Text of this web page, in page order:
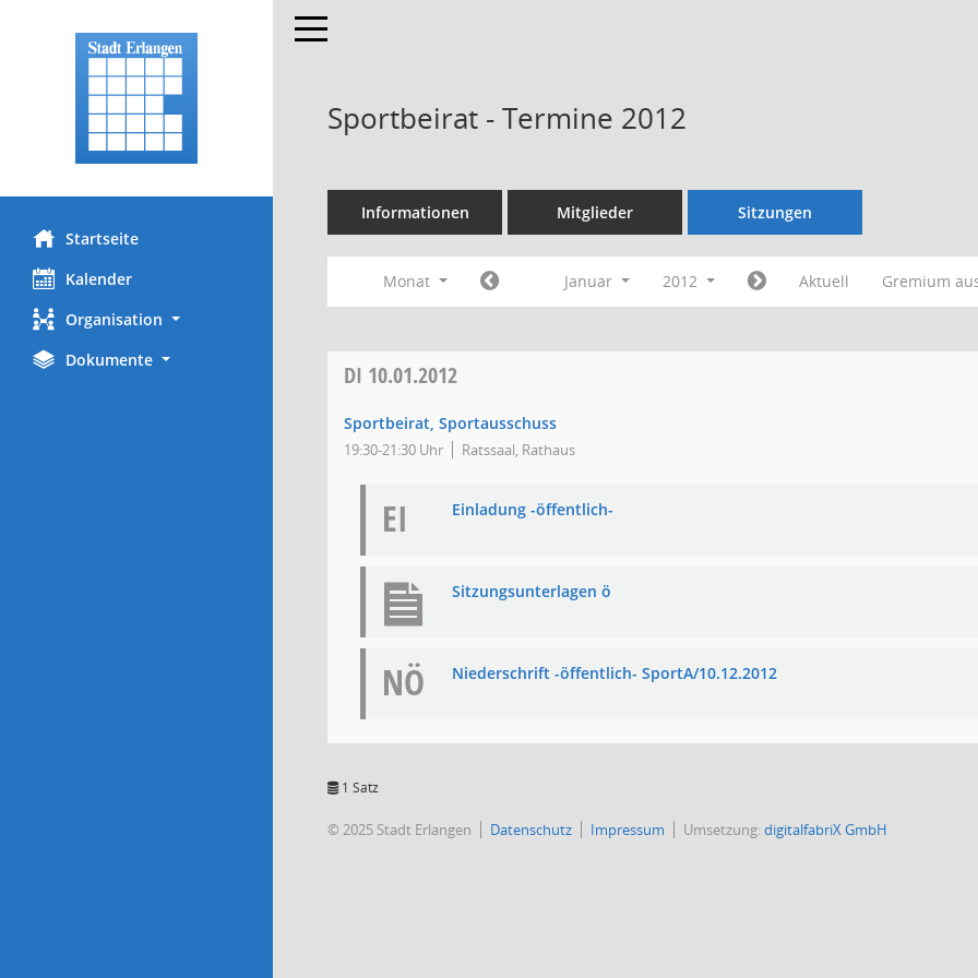
Startseite
Kalender
Organisation
Dokumente
Toggle navigation
Sportbeirat - Termine 2012
Informationen Mitglieder Sitzungen
Monat Januar 2012 Aktuell Gremium
DI 10.01.2012
Sportbeirat, Sportausschuss
19:30-21:30 Uhr Ratssaal, Rathaus
EI Einladung -öffentlich-
Sitzungsunterlagen ö
NÖ Niederschrift -öffentlich- SportA/10.12.2012
1 Satz
© 2025 Stadt Erlangen Datenschutz Impressum Umsetzung:digitalfabriX GmbH